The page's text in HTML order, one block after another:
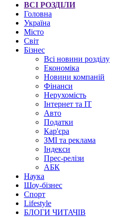
ВСІ РОЗДІЛИ
Головна
Україна
Місто
Світ
Бізнес
Всі новини розділу
Економіка
Новини компаній
Фінанси
Нерухомість
Інтернет та IT
Авто
Податки
Кар'єра
ЗМІ та реклама
Індекси
Прес-релізи
АБК
Наука
Шоу-бізнес
Спорт
Lifestyle
БЛОГИ ЧИТАЧІВ